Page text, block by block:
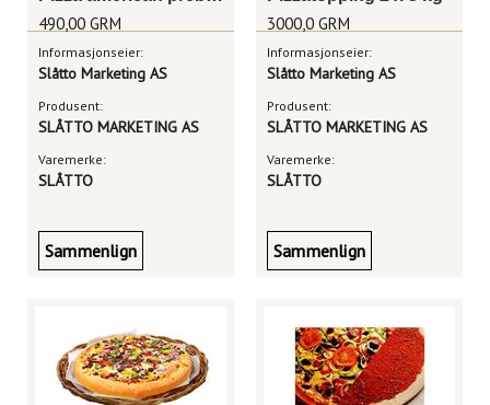
490,00 GRM
Informasjonseier:
Slåtto Marketing AS
Produsent:
SLÅTTO MARKETING AS
Varemerke:
SLÅTTO
Sammenlign
3000,0 GRM
Informasjonseier:
Slåtto Marketing AS
Produsent:
SLÅTTO MARKETING AS
Varemerke:
SLÅTTO
Sammenlign